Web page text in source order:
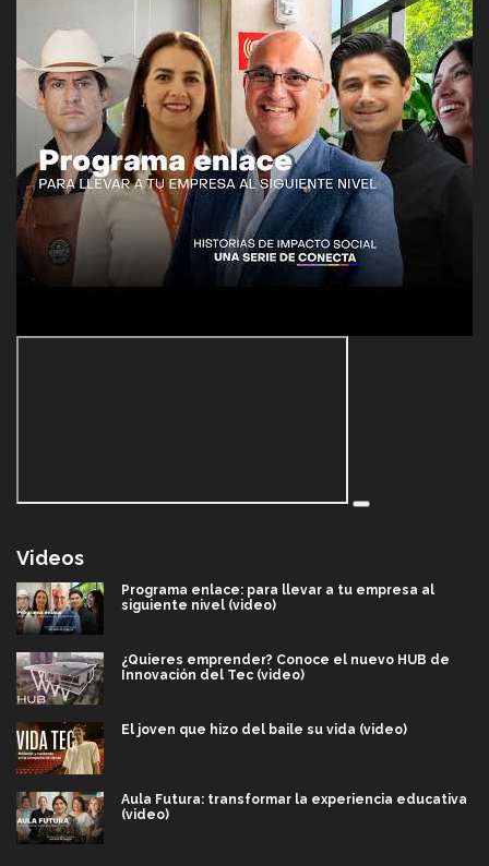
Videos
Programa enlace: para llevar a tu empresa al
siguiente nivel (video)
¿Quieres emprender? Conoce el nuevo HUB de
Innovación del Tec (video)
El joven que hizo del baile su vida (video)
Aula Futura: transformar la experiencia educativa
(video)